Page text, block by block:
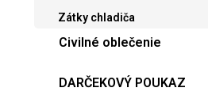
Zátky chladiča
Civilné oblečenie
DARČEKOVÝ POUKAZ